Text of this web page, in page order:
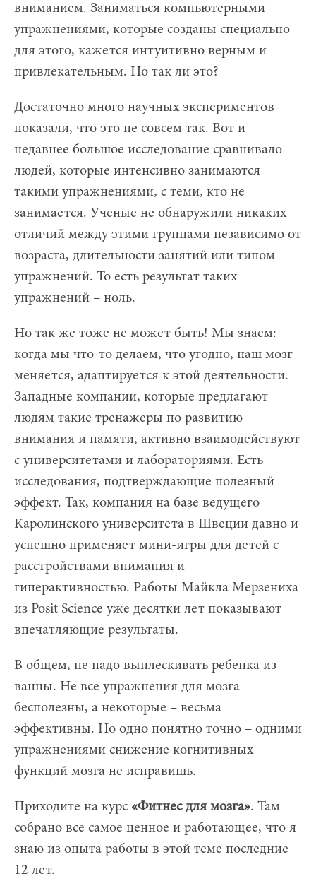
вниманием. Заниматься компьютерными
упражнениями, которые созданы специально
для этого, кажется интуитивно верным и
привлекательным. Но так ли это?
Достаточно много научных экспериментов
показали, что это не совсем так. Вот и
недавнее большое исследование сравнивало
людей, которые интенсивно занимаются
такими упражнениями, с теми, кто не
занимается. Ученые не обнаружили никаких
отличий между этими группами независимо от
возраста, длительности занятий или типом
упражнений. То есть результат таких
упражнений – ноль.
Но так же тоже не может быть! Мы знаем:
когда мы что-то делаем, что угодно, наш мозг
меняется, адаптируется к этой деятельности.
Западные компании, которые предлагают
людям такие тренажеры по развитию
внимания и памяти, активно взаимодействуют
с университетами и лабораториями. Есть
исследования, подтверждающие полезный
эффект. Так, компания на базе ведущего
Каролинского университета в Швеции давно и
успешно применяет мини-игры для детей с
расстройствами внимания и
гиперактивностью. Работы Майкла Мерзениха
из Posit Science уже десятки лет показывают
впечатляющие результаты.
В общем, не надо выплескивать ребенка из
ванны. Не все упражнения для мозга
бесполезны, а некоторые – весьма
эффективны. Но одно понятно точно – одними
упражнениями снижение когнитивных
функций мозга не исправишь.
Приходите на курс «Фитнес для мозга». Там
собрано все самое ценное и работающее, что я
знаю из опыта работы в этой теме последние
12 лет.